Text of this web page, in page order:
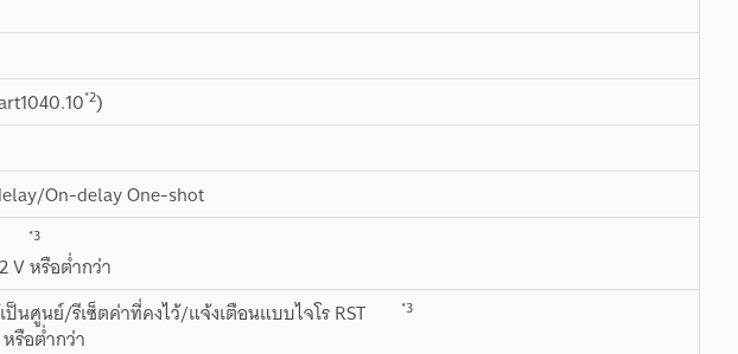
*2)
On-delay One-shot
*3
V หรือต่ำกว่า
ป็นศูนย์/รีเซ็ตค่าที่คงไว้/แจ้งเตือนแบบไจโร RST *3
รือต่ำกว่า